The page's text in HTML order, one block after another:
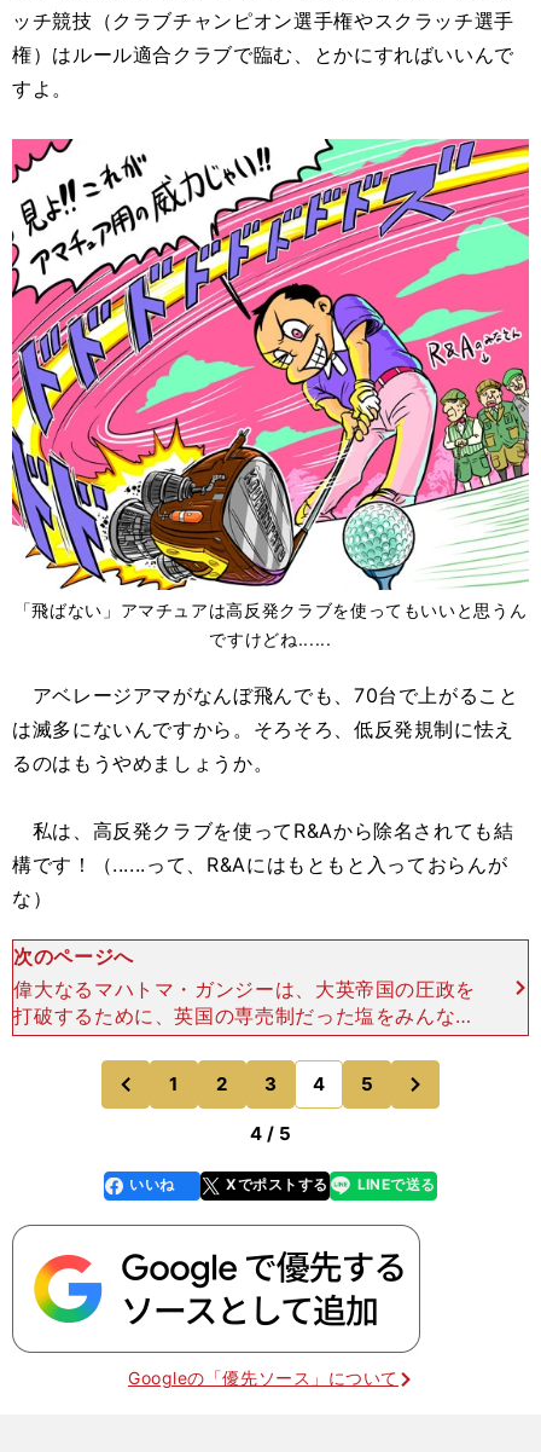
ッチ競技（クラブチャンピオン選手権やスクラッチ選手
権）はルール適合クラブで臨む、とかにすればいいんで
すよ。
「飛ばない」アマチュアは高反発クラブを使ってもいいと思うん
ですけどね......
アベレージアマがなんぼ飛んでも、70台で上がること
は滅多にないんですから。そろそろ、低反発規制に怯え
るのはもうやめましょうか。
私は、高反発クラブを使ってR&Aから除名されても結
構です！（......って、R&Aにはもともと入っておらんが
な）
次のページへ
偉大なるマハトマ・ガンジーは、大英帝国の圧政を
打破するために、英国の専売制だった塩をみんなが
作って"塩の行進"を起こして対抗しました。 今ま
さに、我々も高反発ドライバーを使って、大英帝国
の規則を打ち破
前
のページへ
1 2 3 4 5
のページへ
4 / 5
faceboo
k
いいね Xでポストする
line LINEで送る
Googleの「優先ソース」について